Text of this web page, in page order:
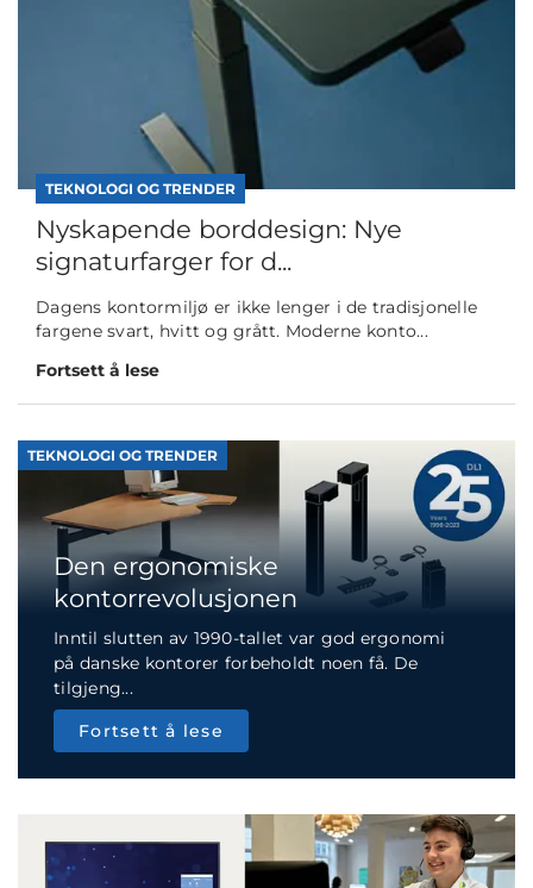
TEKNOLOGI OG TRENDER
Nyskapende borddesign: Nye
signaturfarger for d...
Dagens kontormiljø er ikke lenger i de tradisjonelle
fargene svart, hvitt og grått. Moderne konto...
Fortsett å lese
TEKNOLOGI OG TRENDER
Den ergonomiske
kontorrevolusjonen
Inntil slutten av 1990-tallet var god ergonomi
på danske kontorer forbeholdt noen få. De
tilgjeng...
Fortsett å lese